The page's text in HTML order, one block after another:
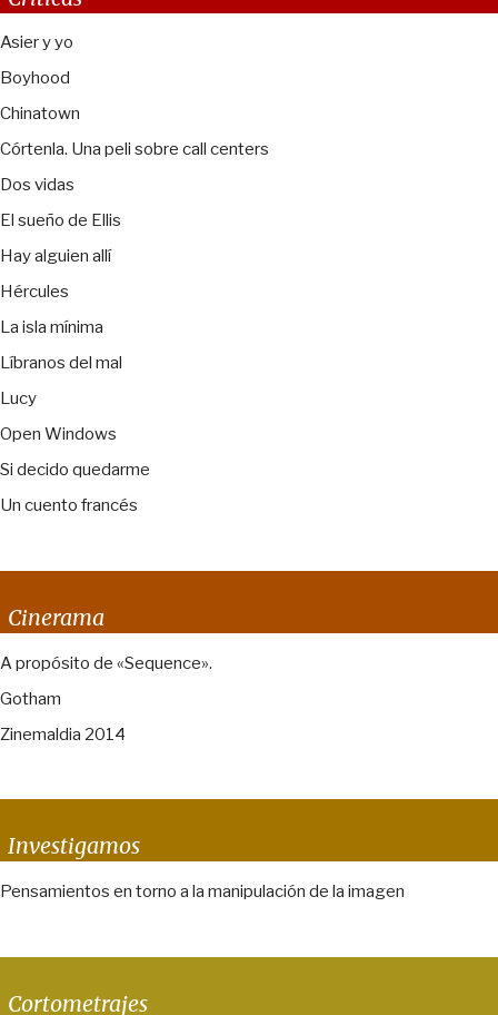
Asier y yo
Boyhood
Chinatown
Córtenla. Una peli sobre call centers
Dos vidas
El sueño de Ellis
Hay alguien allí
Hércules
La isla mínima
Líbranos del mal
Lucy
Open Windows
Si decido quedarme
Un cuento francés
Cinerama
A propósito de «Sequence».
Gotham
Zinemaldia 2014
Investigamos
Pensamientos en torno a la manipulación de la imagen
Cortometrajes